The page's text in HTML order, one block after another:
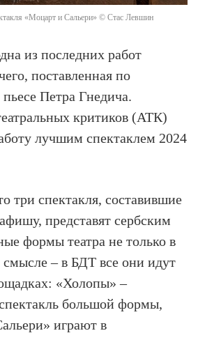
«Моцарт и Сальери» © Стас Левшин
из последних работ
поставленная по
Петра Гнедича.
критиков (АТК)
лучшим спектаклем 2024
три спектакля, составившие
представят сербским
формы театра не только в
смысле – в БДТ все они идут
«Холопы» –
большой формы,
играют в